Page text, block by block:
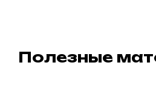
Полезные